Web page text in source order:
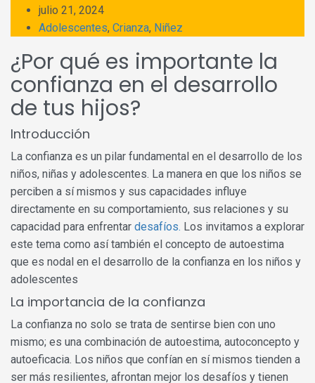
julio 21, 2024
Adolescentes, Crianza, Niñez
¿Por qué es importante la
confianza en el desarrollo
de tus hijos?
Introducción
La confianza es un pilar fundamental en el desarrollo de los
niños, niñas y adolescentes. La manera en que los niños se
perciben a sí mismos y sus capacidades influye
directamente en su comportamiento, sus relaciones y su
capacidad para enfrentar desafíos. Los invitamos a explorar
este tema como así también el concepto de autoestima
que es nodal en el desarrollo de la confianza en los niños y
adolescentes
La importancia de la confianza
La confianza no solo se trata de sentirse bien con uno
mismo; es una combinación de autoestima, autoconcepto y
autoeficacia. Los niños que confían en sí mismos tienden a
ser más resilientes, afrontan mejor los desafíos y tienen